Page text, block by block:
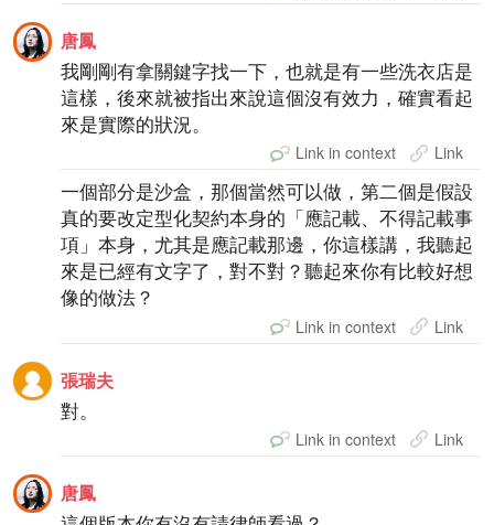
唐鳳
我剛剛有拿關鍵字找一下，也就是有一些洗衣店是
這樣，後來就被指出來說這個沒有效力，確實看起
來是實際的狀況。
Link in context Link
一個部分是沙盒，那個當然可以做，第二個是假設
真的要改定型化契約本身的「應記載、不得記載事
項」本身，尤其是應記載那邊，你這樣講，我聽起
來是已經有文字了，對不對？聽起來你有比較好想
像的做法？
Link in context Link
張瑞夫
對。
Link in context Link
唐鳳